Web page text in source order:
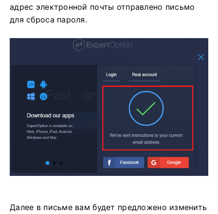
адрес электронной почты отправлено письмо
для сброса пароля.
Далее в письме вам будет предложено изменить